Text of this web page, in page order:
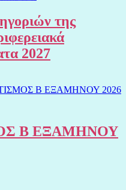
της
2027
Β ΕΞΑΜΗΝΟΥ